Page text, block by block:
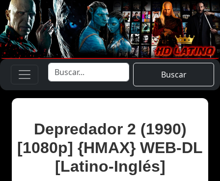
Buscar
Depredador 2 (1990)
[1080p] {HMAX} WEB-DL
[Latino-Inglés]